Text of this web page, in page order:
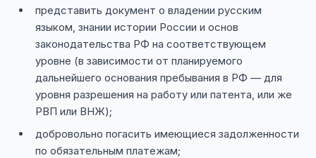
представить документ о владении русским
языком, знании истории России и основ
законодательства РФ на соответствующем
уровне (в зависимости от планируемого
дальнейшего основания пребывания в РФ — для
уровня разрешения на работу или патента, или же
РВП или ВНЖ);
добровольно погасить имеющиеся задолженности
по обязательным платежам;